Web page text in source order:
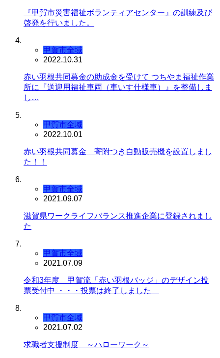
『甲賀市災害福祉ボランティアセンター』の訓練及び
啓発を行いました。
甲賀市全域
2022.10.31
赤い羽根共同募金の助成金を受けて つちやま福祉作業
所に『送迎用福祉車両（車いす仕様車）』を整備しま
し…
甲賀市全域
2022.10.01
赤い羽根共同募金 寄附つき自動販売機を設置しまし
た！！
甲賀市全域
2021.09.07
滋賀県ワークライフバランス推進企業に登録されまし
た
甲賀市全域
2021.07.09
令和3年度 甲賀流「赤い羽根バッジ」のデザイン投
票受付中 ・・・投票は終了しました
甲賀市全域
2021.07.02
求職者支援制度 ～ハローワーク～